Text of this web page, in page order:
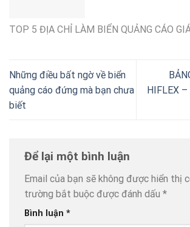
TOP 5 ĐỊA CHỈ LÀM BIỂN QUẢNG CÁO
Những điều bất ngờ về biển
quảng cáo đứng mà bạn chưa
biết
HIFLEX –
Để lại một bình luận
Email của bạn sẽ không được hiển thị
trường bắt buộc được đánh dấu *
Bình luận *